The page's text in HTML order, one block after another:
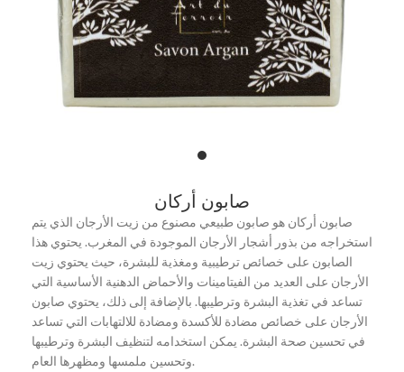
صابون أركان
صابون أركان هو صابون طبيعي مصنوع من زيت الأرجان الذي يتم
استخراجه من بذور أشجار الأرجان الموجودة في المغرب. يحتوي هذا
الصابون على خصائص ترطيبية ومغذية للبشرة، حيث يحتوي زيت
الأرجان على العديد من الفيتامينات والأحماض الدهنية الأساسية التي
تساعد في تغذية البشرة وترطيبها. بالإضافة إلى ذلك، يحتوي صابون
الأرجان على خصائص مضادة للأكسدة ومضادة للالتهابات التي تساعد
في تحسين صحة البشرة. يمكن استخدامه لتنظيف البشرة وترطيبها
وتحسين ملمسها ومظهرها العام.